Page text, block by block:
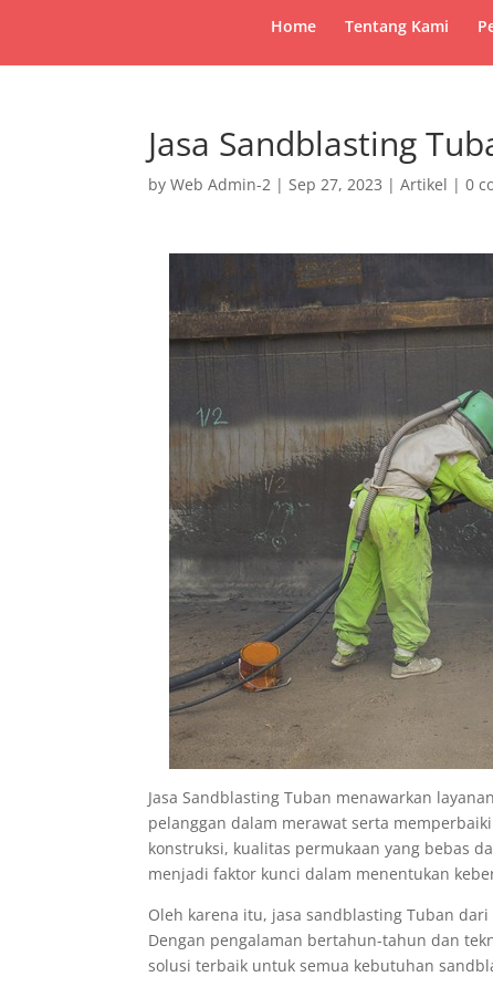
Home Tentang Kami
Jasa Sandblasting
byWeb Admin-2 |Sep 27, 2023 |Artikel |0
Jasa Sandblasting Tuban menawarkan
pelanggan dalam merawat serta
konstruksi, kualitas permukaan yang bebas
menjadi faktor kunci dalam menentukan
Oleh karena itu, jasa sandblasting Tuban
Dengan pengalaman bertahun-tahun dan
solusi terbaik untuk semua kebutuhan